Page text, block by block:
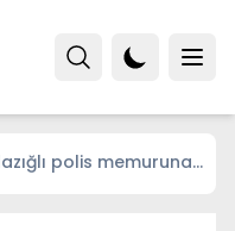
polis memuruna